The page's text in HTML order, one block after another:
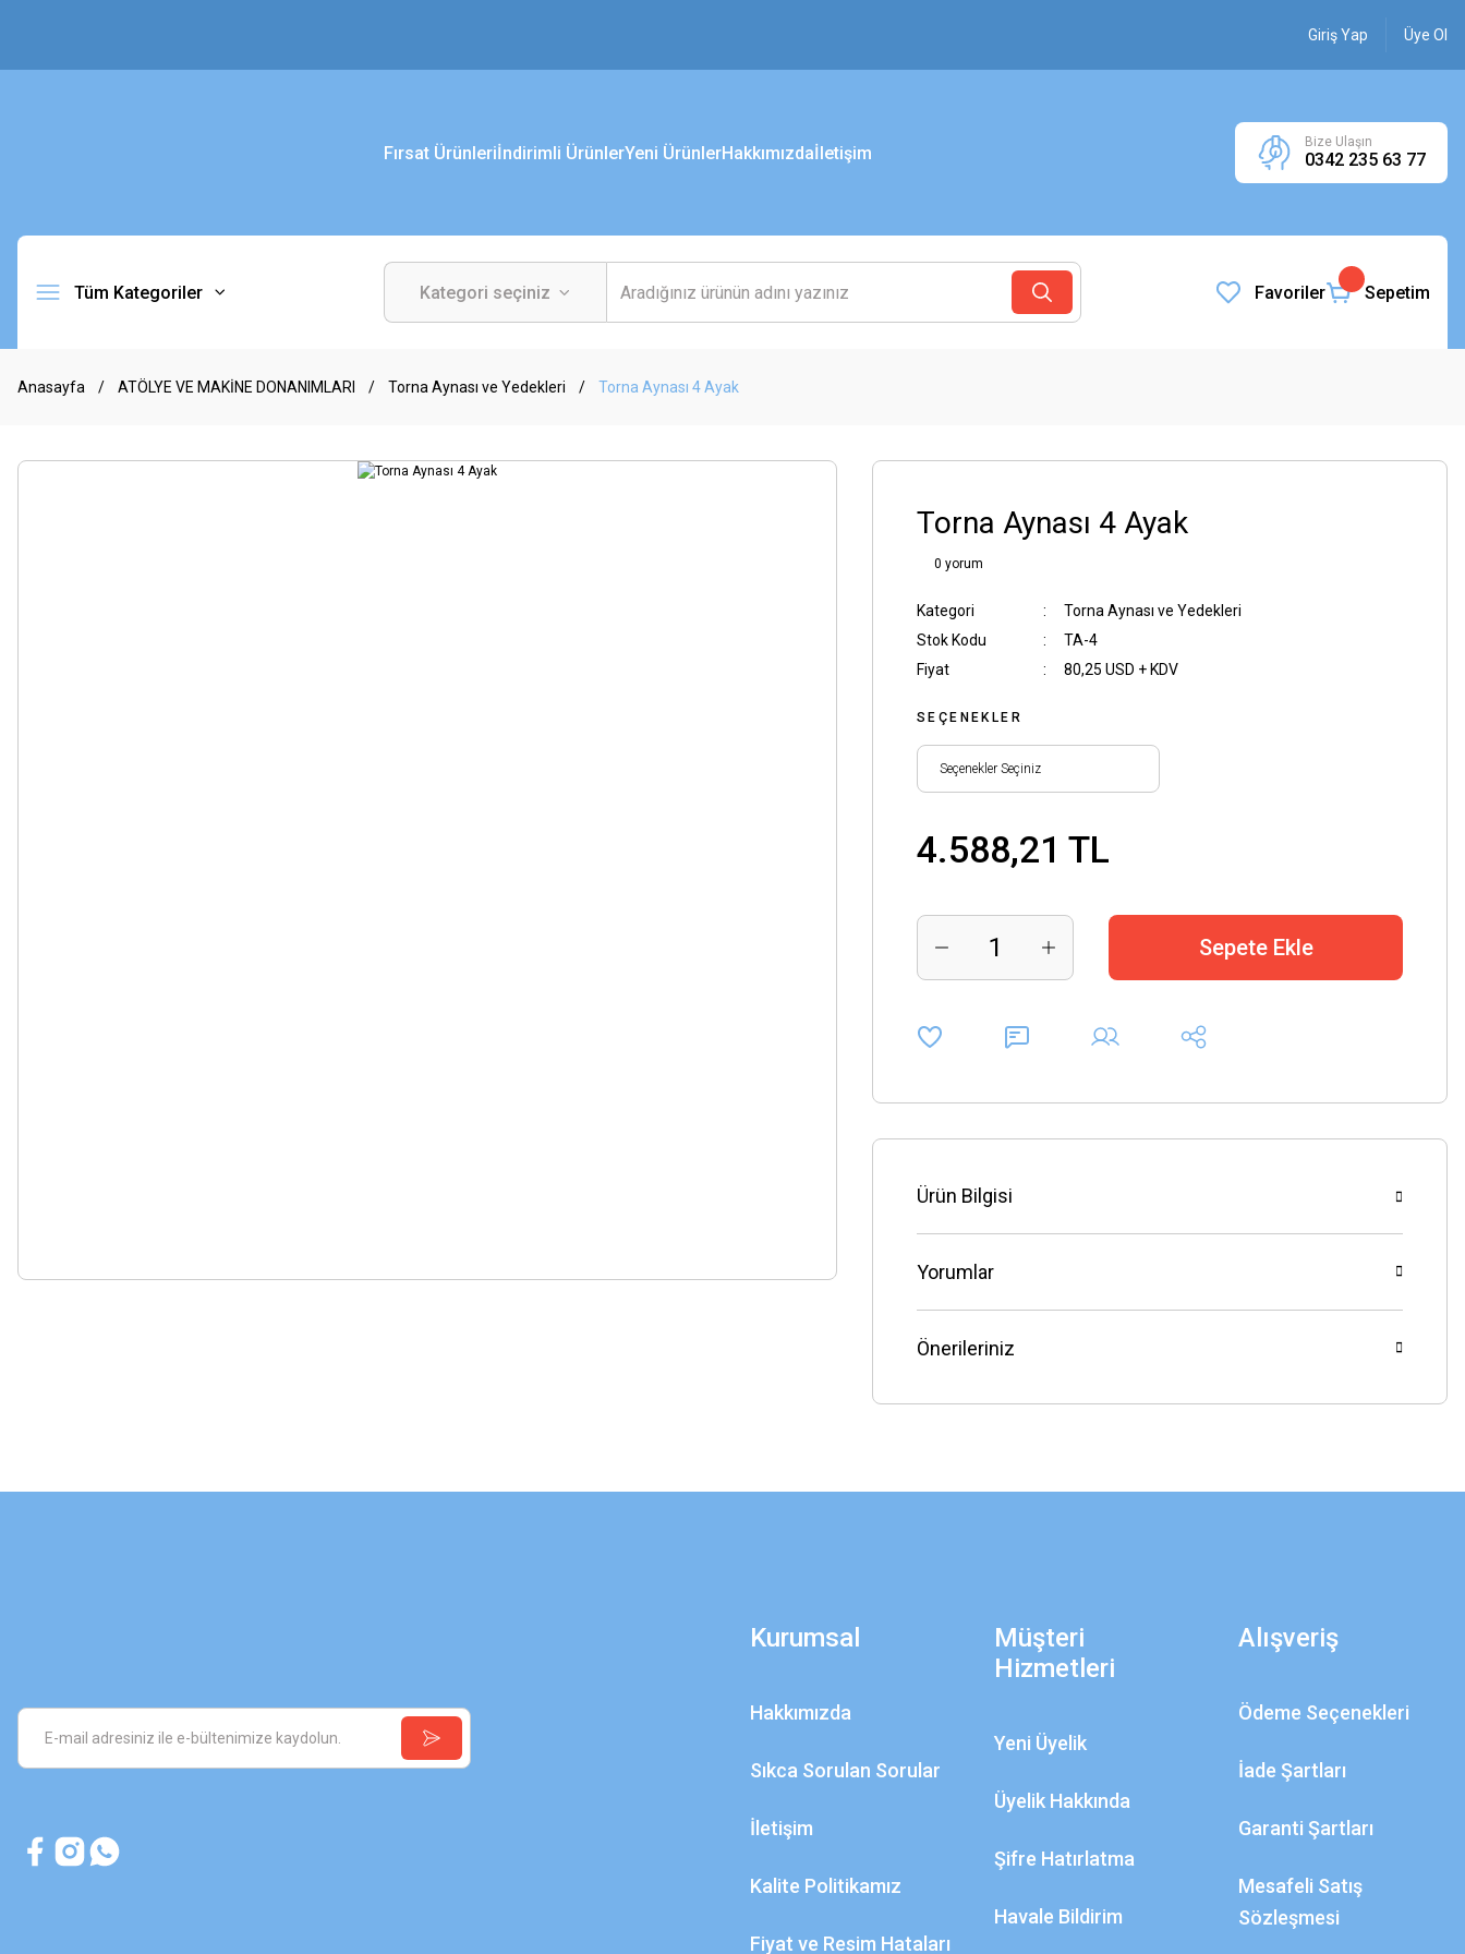
Giriş Yap Üye Ol
Fırsat Ürünleriİndirimli ÜrünlerYeni ÜrünlerHakkımızdaİletişim
Bize Ulaşın
0342 235 63 77
Tüm Kategoriler Favoriler Sepetim
Anasayfa ATÖLYE VE MAKİNE DONANIMLARI Torna Aynası ve Yedekleri Torna Aynası 4 Ayak
Torna Aynası 4 Ayak
0 yorum
Kategori
Torna Aynası ve Yedekleri
Stok Kodu
TA-4
Fiyat
80,25 USD + KDV
SEÇENEKLER
4.588,21 TL
Sepete Ekle
Ürün Bilgisi
Yorumlar
Önerileriniz
Kurumsal
Hakkımızda
Sıkca Sorulan Sorular
İletişim
Kalite Politikamız
Fiyat ve Resim Hataları
Müşteri
Hizmetleri
Yeni Üyelik
Üyelik Hakkında
Şifre Hatırlatma
Havale Bildirim
Alışveriş
Ödeme Seçenekleri
İade Şartları
Garanti Şartları
Mesafeli Satış
Sözleşmesi